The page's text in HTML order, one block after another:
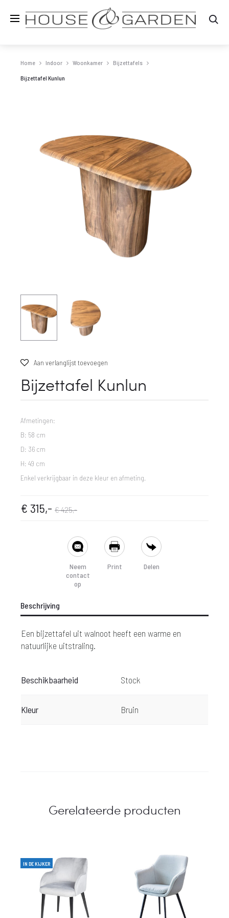
Home Indoor Woonkamer Bijzettafels
Bijzettafel Kunlun
Aan verlanglijst toevoegen
Bijzettafel Kunlun
Afmetingen:
B: 58 cm
D: 36 cm
H: 49 cm
Enkel verkrijgbaar in deze kleur en afmeting.
€425,-
€ 315,-
Neem
contact
op
Print Delen
Beschrijving
Een bijzettafel uit walnoot heeft een warme en
natuurlijke uitstraling.
Beschikbaarheid Stock
Kleur Bruin
Gerelateerde producten
IN DE KIJKER